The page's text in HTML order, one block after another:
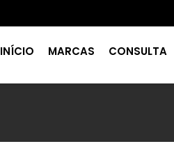
INÍCIO MARCAS CONSULTA